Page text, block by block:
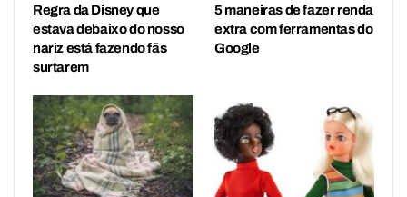
Regra da Disney que
estava debaixo do nosso
nariz está fazendo fãs
surtarem
5 maneiras de fazer renda
extra com ferramentas do
Google